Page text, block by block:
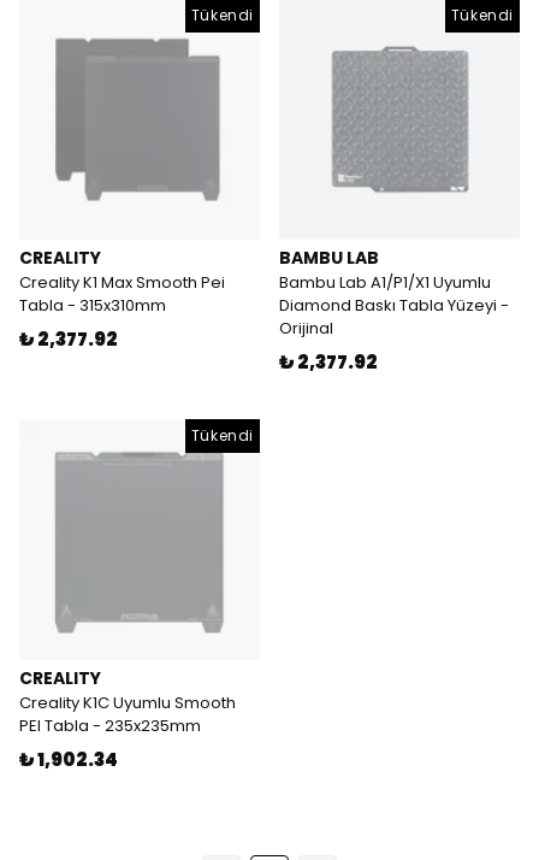
Tükendi
CREALITY
Creality K1 Max Smooth Pei
Tabla - 315x310mm
₺ 2,377.92
Tükendi
BAMBU LAB
Bambu Lab A1/P1/X1 Uyumlu
Diamond Baskı Tabla Yüzeyi -
Orijinal
₺ 2,377.92
Tükendi
CREALITY
Creality K1C Uyumlu Smooth
PEI Tabla - 235x235mm
₺ 1,902.34